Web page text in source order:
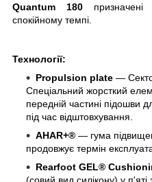
Quantum 180призначені
спокійному темпі.
Технології:
Propulsion plate —
Спеціальний жорсткий
передній частині підошви
під час відштовхування.
AHAR+® — гума
продовжує термін
Rearfoot GEL®
(совий вид силікону) у